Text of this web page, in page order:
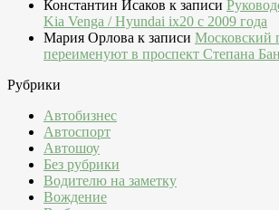
Константин Исаков к записи
Kia Venga / Hyundai ix20 c 2009 года
Мария Орлова к записи Московский
переименуют в проспект Степана
Рубрики
Автобизнес
Автоспорт
Автошоу
Без рубрики
Водителю на заметку
Вождение